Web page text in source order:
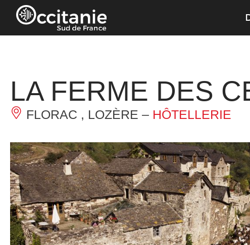
Panneau de gestion des cookies
LA FERME DES
FLORAC , LOZÈRE – HÔTELLERIE